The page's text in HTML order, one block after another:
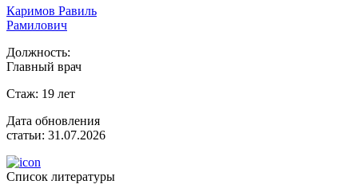
Каримов Равиль
Рамилович
Должность:
Главный врач
Стаж: 19 лет
Дата обновления
статьи: 31.07.2026
Список литературы